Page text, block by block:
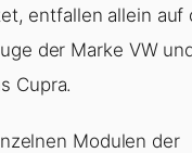
entfallen allein auf
der Marke VW
Cupra.
Modulen der